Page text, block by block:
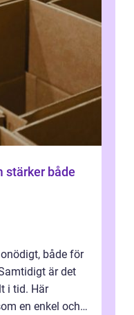
stärker både
både för
är det
i tid. Här
en enkel och